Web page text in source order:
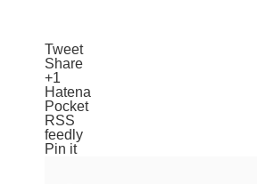
Tweet
Share
+1
Hatena
Pocket
RSS
feedly
Pin it